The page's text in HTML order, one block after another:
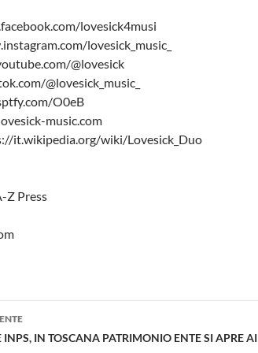
lovesick4musi
lovesick_music_
@lovesick
@lovesick_music_
O0eB
music.com
it.wikipedia.org/wiki/Lovesick_Duo
Z Press
INPS, IN TOSCANA PATRIMONIO ENTE SI APRE AI